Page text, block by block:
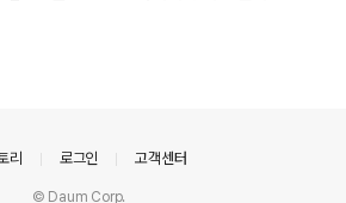
리 로그인 고객센터
© Daum Corp.